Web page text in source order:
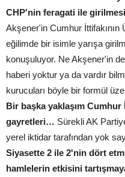
CHP'nin feragati ile
Akşener'in Cumhur İttifakının
eğilimde bir isimle yarışa
konuşuluyor. Ne Akşener'in
haberi yoktur ya da vardır
kurucuları böyle bir formül
Bir başka yaklaşım Cumhur
gayretleri… Sürekli AK
yerel iktidar tarafından yok
Siyasette 2 ile 2'nin dört
hamlelerin etkisini